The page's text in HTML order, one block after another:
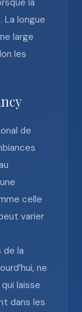
la
La longue
large
les
de
celle
varier
la
ne
laisse
dans les